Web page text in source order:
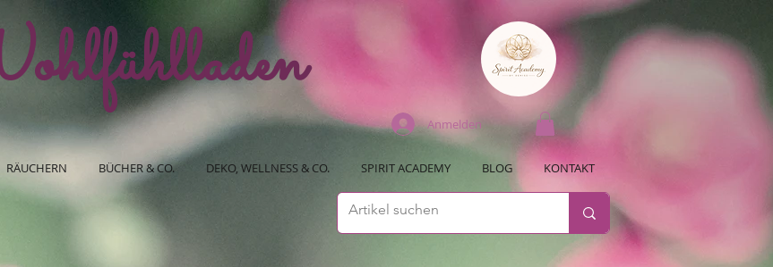
Anmelden
RÄUCHERN BÜCHER & CO. DEKO, WELLNESS & CO. SPIRIT ACADEMY BLOG KONTAKT